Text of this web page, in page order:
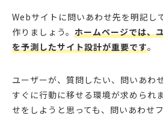
Webサイトに問いあわせ先を明記し
作りましょう。 ホームページでは、
を予測したサイト設計が重要です。
ユーザーが、質問したい、問いあわ
すぐに行動に移せる環境が求められ
せをしようと思っても、問いあわせ